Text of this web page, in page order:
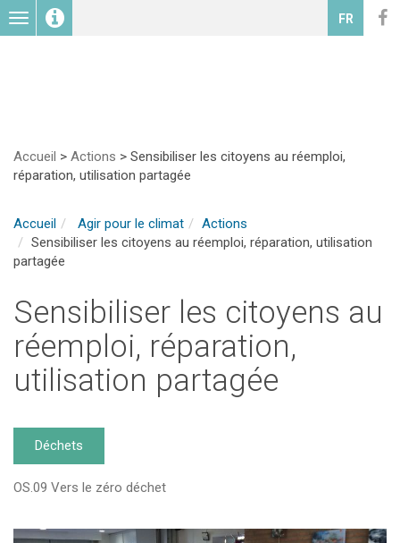
Toggle
navigation
FR
Accueil > Actions > Sensibiliser les citoyens au réemploi,
réparation, utilisation partagée
Accueil Agir pour le climat
Actions
Sensibiliser les citoyens au réemploi, réparation, utilisation
partagée
Sensibiliser les citoyens au
réemploi, réparation,
utilisation partagée
Déchets
OS.09 Vers le zéro déchet